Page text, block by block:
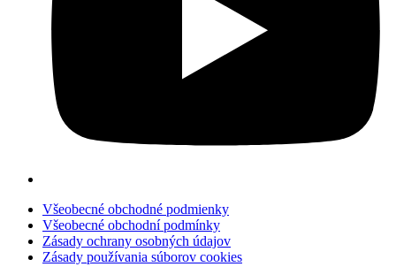
Všeobecné obchodné podmienky
Všeobecné obchodní podmínky
Zásady ochrany osobných údajov
Zásady používania súborov cookies